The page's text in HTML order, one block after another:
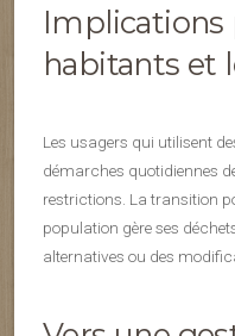
Implications
habitants et
Les usagers qui utilisent
démarches quotidiennes
restrictions. La transition
population gère ses
alternatives ou des